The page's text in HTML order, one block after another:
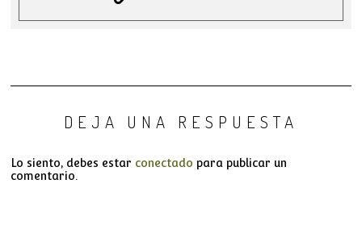
DEJA UNA RESPUESTA
Lo siento, debes estar conectado para publicar un
comentario.